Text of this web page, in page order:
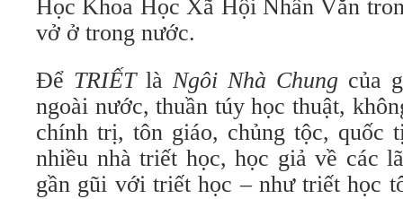
Học Khoa Học Xã Hội Nhân Văn
vở ở trong nước.
Để TRIẾTlà Ngôi Nhà Chung của
ngoài nước, thuần túy học thuật,
chính trị, tôn giáo, chủng tộc, quốc
nhiều nhà triết học, học giả về các
gần gũi với triết học – như triết học